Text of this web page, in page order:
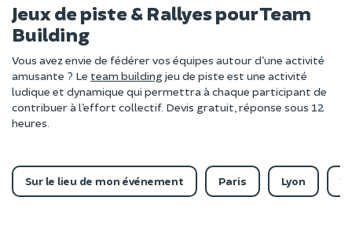
Jeux de piste & Rallyes pour Team
Building
Vous avez envie de fédérer vos équipes autour d’une activité
amusante ? Le team buildingjeu de piste est une activité
ludique et dynamique qui permettra à chaque participant de
contribuer à l’effort collectif. Devis gratuit, réponse sous 12
heures.
Sur le lieu de mon événement Paris Lyon